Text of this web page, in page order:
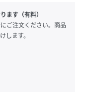
ントに、そのまま旅
性。
やかさを兼ね備えた
ます。
ます（有料）
ご注文ください。商品
します。